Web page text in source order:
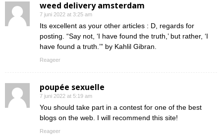
weed delivery amsterdam
7 juni 2022 at 3:25 am
Its excellent as your other articles : D, regards for
posting. “Say not, ‘I have found the truth,’ but rather, ‘I
have found a truth.’” by Kahlil Gibran.
Reageer
poupée sexuelle
7 juni 2022 at 5:19 am
You should take part in a contest for one of the best
blogs on the web. I will recommend this site!
Reageer